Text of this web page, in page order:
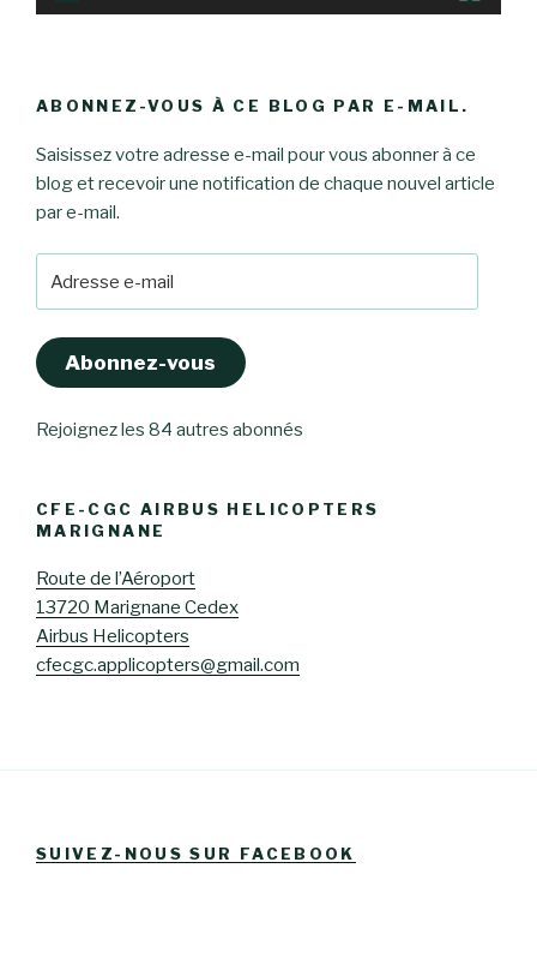
ABONNEZ-VOUS À CE BLOG PAR E-MAIL.
Saisissez votre adresse e-mail pour vous abonner à ce
blog et recevoir une notification de chaque nouvel article
par e-mail.
e-
Abonnez-vous
Rejoignez les 84 autres abonnés
CFE-CGC AIRBUS HELICOPTERS
MARIGNANE
Route de l’Aéroport
13720 Marignane Cedex
Airbus Helicopters
cfecgc.applicopters@gmail.com
SUIVEZ-NOUS SUR FACEBOOK